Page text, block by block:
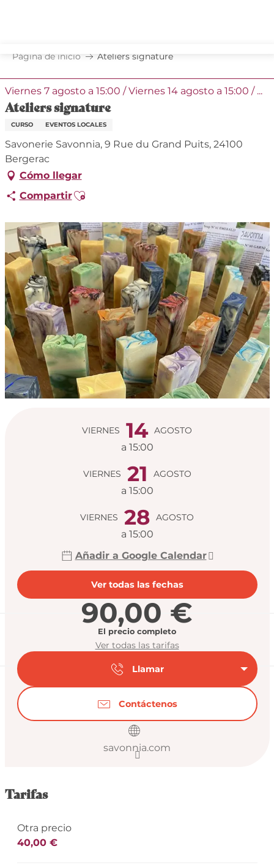
principal
Página de inicio Ateliers signature
Viernes 7 agosto a 15:00 / Viernes 14 agosto a 15:00 / ...
Ateliers signature
CURSO EVENTOS LOCALES
Savonerie Savonnia, 9 Rue du Grand Puits, 24100
Bergerac
Cómo llegar
CompartirAjouter aux favoris
Horarios y datos
VIERNES 14 AGOSTO
a 15:00
VIERNES 21 AGOSTO
a 15:00
VIERNES 28 AGOSTO
a 15:00
Añadir a Google Calendar
Ver todas las fechas
90,00 €
El precio completo
Ver todas las tarifas
Llamar
Contáctenos
savonnia.com
Tarifas
Otra precio
40,00 €